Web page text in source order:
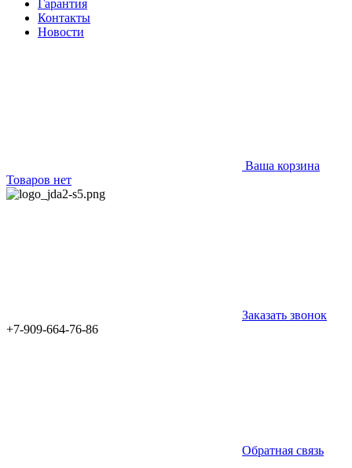
Гарантия
Контакты
Новости
Ваша корзина
Товаров нет
Заказать звонок
+7-909-664-76-86
Обратная связь